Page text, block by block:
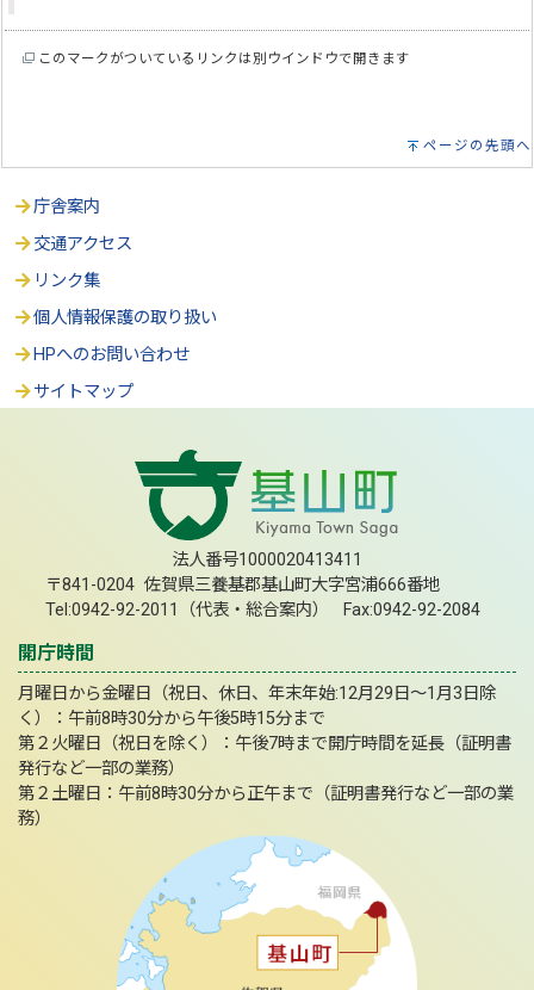
このマークがついているリンクは別ウインドウで開きます
ページの先頭へ
庁舎案内
交通アクセス
リンク集
個人情報保護の取り扱い
HPへのお問い合わせ
サイトマップ
法人番号1000020413411
〒841-0204 佐賀県三養基郡基山町大字宮浦666番地
Tel:0942-92-2011（代表・総合案内） Fax:0942-92-2084
開庁時間
月曜日から金曜日（祝日、休日、年末年始:12月29日～1月3日除
く）：午前8時30分から午後5時15分まで
第２火曜日（祝日を除く）：午後7時まで開庁時間を延長（証明書
発行など一部の業務）
第２土曜日：午前8時30分から正午まで（証明書発行など一部の業
務）